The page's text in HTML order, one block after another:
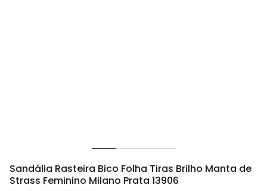
Sandália Rasteira Bico Folha Tiras Brilho Manta de
Strass Feminino Milano Prata 13906